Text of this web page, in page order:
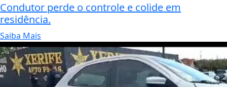
Condutor perde o controle e colide em
residência.
Saiba Mais